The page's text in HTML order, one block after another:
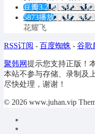
豆瓣3.2 更新第537集
5873播放 更新第82集
花耀飞
RSS订阅 - 百度蜘蛛 - 谷歌
聚韩网提示您支持正版！
本站不参与存储、录制及
尽快处理，谢谢！
© 2026 www.juhan.vip